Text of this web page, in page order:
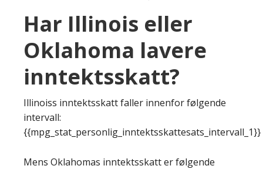
Har Illinois eller
Oklahoma lavere
inntektsskatt?
Illinoiss inntektsskatt faller innenfor følgende
intervall:
{{mpg_stat_personlig_inntektsskattesats_intervall_1}}
Mens Oklahomas inntektsskatt er følgende